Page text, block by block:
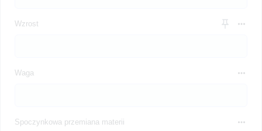
Wzrost
Waga
Spoczynkowa przemiana materii